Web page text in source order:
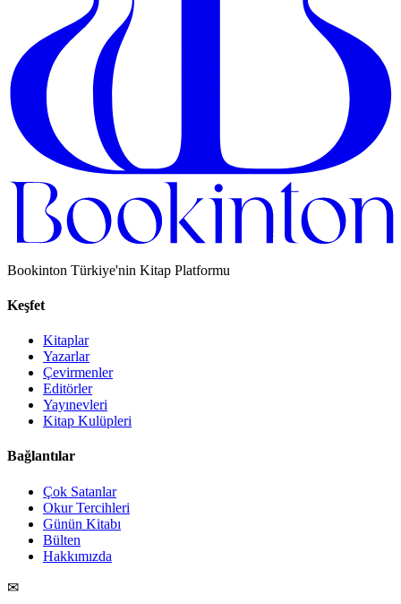
Bookinton Türkiye'nin Kitap Platformu
Keşfet
Kitaplar
Yazarlar
Çevirmenler
Editörler
Yayınevleri
Kitap Kulüpleri
Bağlantılar
Çok Satanlar
Okur Tercihleri
Günün Kitabı
Bülten
Hakkımızda
✉